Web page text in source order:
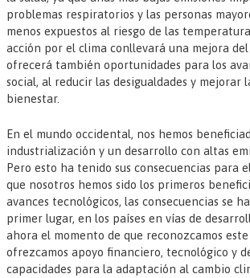
problemas respiratorios y las personas
menos expuestos al riesgo de las
acción por el clima conllevará una mejora
ofrecerá también oportunidades para los
social, al reducir las desigualdades y mejorar
bienestar.
En el mundo occidental, nos hemos
industrialización y un desarrollo con altas
Pero esto ha tenido sus consecuencias para
que nosotros hemos sido los primeros
avances tecnológicos, las consecuencias se
primer lugar, en los países en vías de
ahora el momento de que reconozcamos
ofrezcamos apoyo financiero, tecnológico y
capacidades para la adaptación al cambio